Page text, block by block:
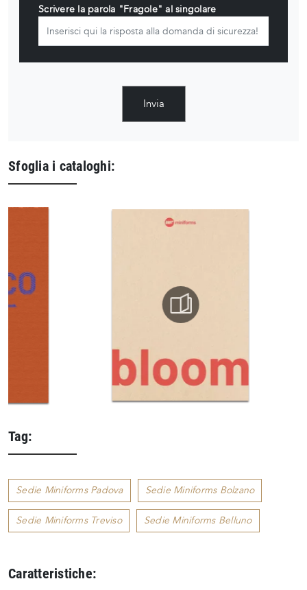
Scrivere la parola "Fragole" al singolare
Invia
Sfoglia i cataloghi:
Tag:
Sedie Miniforms Padova Sedie Miniforms Bolzano
Sedie Miniforms Treviso Sedie Miniforms Belluno
Caratteristiche: